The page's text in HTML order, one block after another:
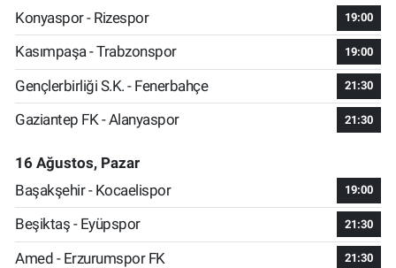
Konyaspor - Rizespor
19:00
Kasımpaşa - Trabzonspor 19:00
Gençlerbirliği S.K. - Fenerbahçe 21:30
Gaziantep FK - Alanyaspor 21:30
16 Ağustos, Pazar
Başakşehir - Kocaelispor
19:00
Beşiktaş - Eyüpspor 21:30
Amed - Erzurumspor FK 21:30